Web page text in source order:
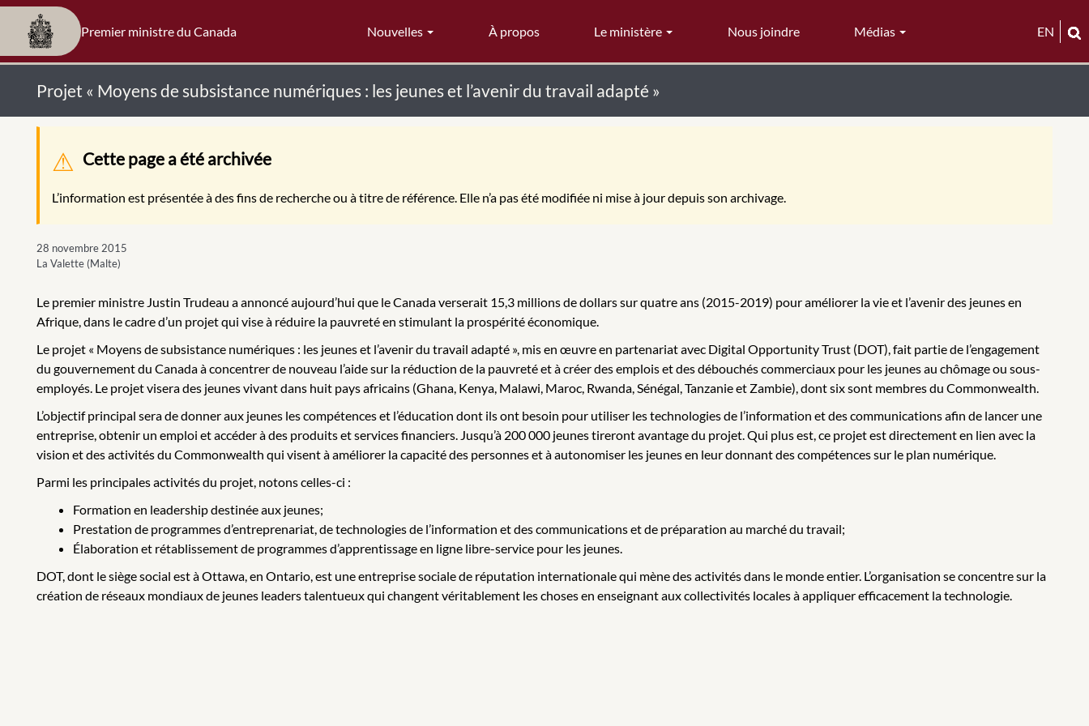
Premier ministre du Canada Nouvelles À propos Le ministère Nous joindre Médias EN
Projet « Moyens de subsistance numériques : les jeunes et l’avenir du travail adapté »
Message d'avertissement
Cette page a été archivée
L’information est présentée à des fins de recherche ou à titre de référence. Elle n’a pas été modifiée ni mise à jour depuis son archivage.
28 novembre 2015
La Valette (Malte)
Le premier ministre Justin Trudeau a annoncé aujourd’hui que le Canada verserait 15,3 millions de dollars sur quatre ans (2015-2019) pour améliorer la vie et l’avenir des jeunes en
Afrique, dans le cadre d’un projet qui vise à réduire la pauvreté en stimulant la prospérité économique.
Le projet « Moyens de subsistance numériques : les jeunes et l’avenir du travail adapté », mis en œuvre en partenariat avec Digital Opportunity Trust (DOT), fait partie de l’engagement
du gouvernement du Canada à concentrer de nouveau l’aide sur la réduction de la pauvreté et à créer des emplois et des débouchés commerciaux pour les jeunes au chômage ou sous-
employés. Le projet visera des jeunes vivant dans huit pays africains (Ghana, Kenya, Malawi, Maroc, Rwanda, Sénégal, Tanzanie et Zambie), dont six sont membres du Commonwealth.
L’objectif principal sera de donner aux jeunes les compétences et l’éducation dont ils ont besoin pour utiliser les technologies de l’information et des communications afin de lancer une
entreprise, obtenir un emploi et accéder à des produits et services financiers. Jusqu’à 200 000 jeunes tireront avantage du projet. Qui plus est, ce projet est directement en lien avec la
vision et des activités du Commonwealth qui visent à améliorer la capacité des personnes et à autonomiser les jeunes en leur donnant des compétences sur le plan numérique.
Parmi les principales activités du projet, notons celles-ci :
Formation en leadership destinée aux jeunes;
Prestation de programmes d’entreprenariat, de technologies de l’information et des communications et de préparation au marché du travail;
Élaboration et rétablissement de programmes d’apprentissage en ligne libre-service pour les jeunes.
DOT, dont le siège social est à Ottawa, en Ontario, est une entreprise sociale de réputation internationale qui mène des activités dans le monde entier. L’organisation se concentre sur la
création de réseaux mondiaux de jeunes leaders talentueux qui changent véritablement les choses en enseignant aux collectivités locales à appliquer efficacement la technologie.